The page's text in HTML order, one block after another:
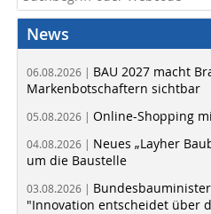
News
06.08.2026 | BAU 2027 macht
Markenbotschaftern sichtbar
05.08.2026 | Online-Shopping
04.08.2026 | Neues „Layher
um die Baustelle
03.08.2026 |
"Innovation entscheidet über